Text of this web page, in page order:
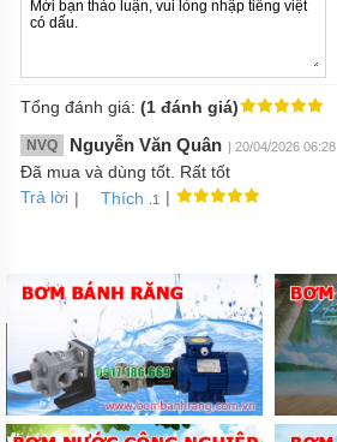
Tổng đánh giá: (1 đánh giá)
NVQ Nguyễn Văn Quân | 20/04/2026 06:28
Đã mua và dùng tốt. Rất tốt
Trả lời | Thích .1 |